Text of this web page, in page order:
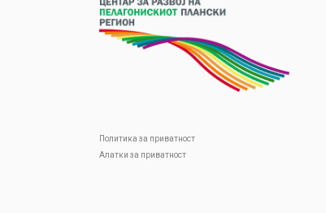
Политика за приватност
Алатки за приватност